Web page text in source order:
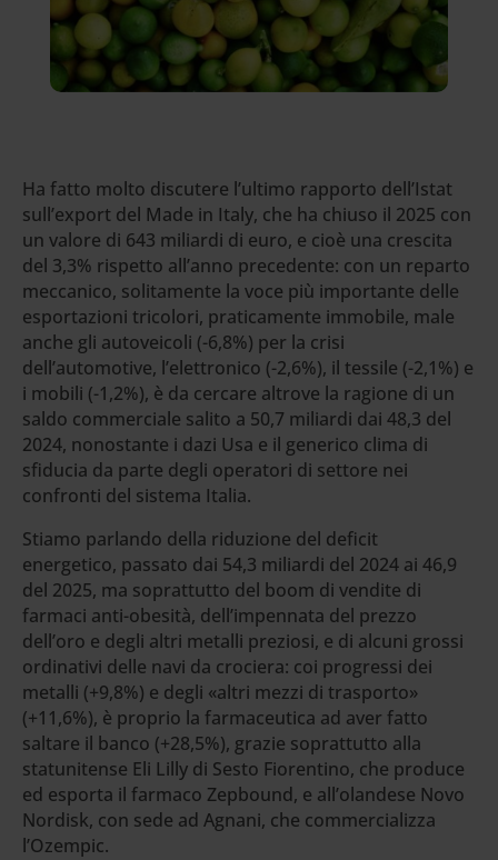
Ha fatto molto discutere l’ultimo rapporto dell’Istat
sull’export del Made in Italy, che ha chiuso il 2025 con
un valore di 643 miliardi di euro, e cioè una crescita
del 3,3% rispetto all’anno precedente: con un reparto
meccanico, solitamente la voce più importante delle
esportazioni tricolori, praticamente immobile, male
anche gli autoveicoli (-6,8%) per la crisi
dell’automotive, l’elettronico (-2,6%), il tessile (-2,1%) e
i mobili (-1,2%), è da cercare altrove la ragione di un
saldo commerciale salito a 50,7 miliardi dai 48,3 del
2024, nonostante i dazi Usa e il generico clima di
sfiducia da parte degli operatori di settore nei
confronti del sistema Italia.
Stiamo parlando della riduzione del deficit
energetico, passato dai 54,3 miliardi del 2024 ai 46,9
del 2025, ma soprattutto del boom di vendite di
farmaci anti-obesità, dell’impennata del prezzo
dell’oro e degli altri metalli preziosi, e di alcuni grossi
ordinativi delle navi da crociera: coi progressi dei
metalli (+9,8%) e degli «altri mezzi di trasporto»
(+11,6%), è proprio la farmaceutica ad aver fatto
saltare il banco (+28,5%), grazie soprattutto alla
statunitense Eli Lilly di Sesto Fiorentino, che produce
ed esporta il farmaco Zepbound, e all’olandese Novo
Nordisk, con sede ad Agnani, che commercializza
l’Ozempic.